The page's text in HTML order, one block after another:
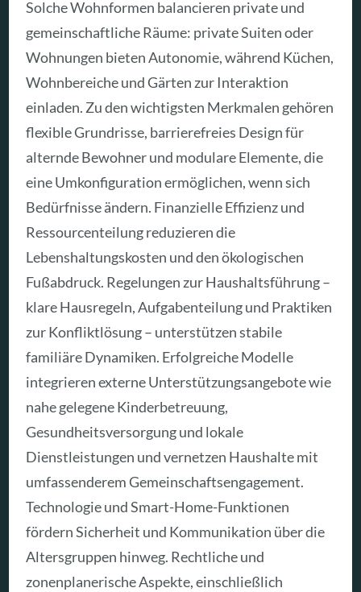
Solche Wohnformen balancieren private und
gemeinschaftliche Räume: private Suiten oder
Wohnungen bieten Autonomie, während Küchen,
Wohnbereiche und Gärten zur Interaktion
einladen. Zu den wichtigsten Merkmalen gehören
flexible Grundrisse, barrierefreies Design für
alternde Bewohner und modulare Elemente, die
eine Umkonfiguration ermöglichen, wenn sich
Bedürfnisse ändern. Finanzielle Effizienz und
Ressourcenteilung reduzieren die
Lebenshaltungskosten und den ökologischen
Fußabdruck. Regelungen zur Haushaltsführung –
klare Hausregeln, Aufgabenteilung und Praktiken
zur Konfliktlösung – unterstützen stabile
familiäre Dynamiken. Erfolgreiche Modelle
integrieren externe Unterstützungsangebote wie
nahe gelegene Kinderbetreuung,
Gesundheitsversorgung und lokale
Dienstleistungen und vernetzen Haushalte mit
umfassenderem Gemeinschaftsengagement.
Technologie und Smart-Home-Funktionen
fördern Sicherheit und Kommunikation über die
Altersgruppen hinweg. Rechtliche und
zonenplanerische Aspekte, einschließlich